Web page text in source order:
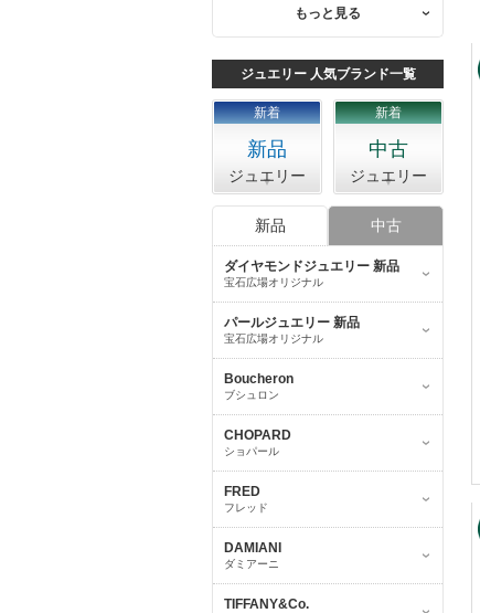
もっと見る
ジュエリー 人気ブランド一覧
新着
新品
ジュエリー
新着
中古
ジュエリー
新品 中古
ダイヤモンドジュエリー 新品
宝石広場オリジナル
パールジュエリー 新品
宝石広場オリジナル
Boucheron
ブシュロン
CHOPARD
ショパール
FRED
フレッド
DAMIANI
ダミアーニ
TIFFANY&Co.